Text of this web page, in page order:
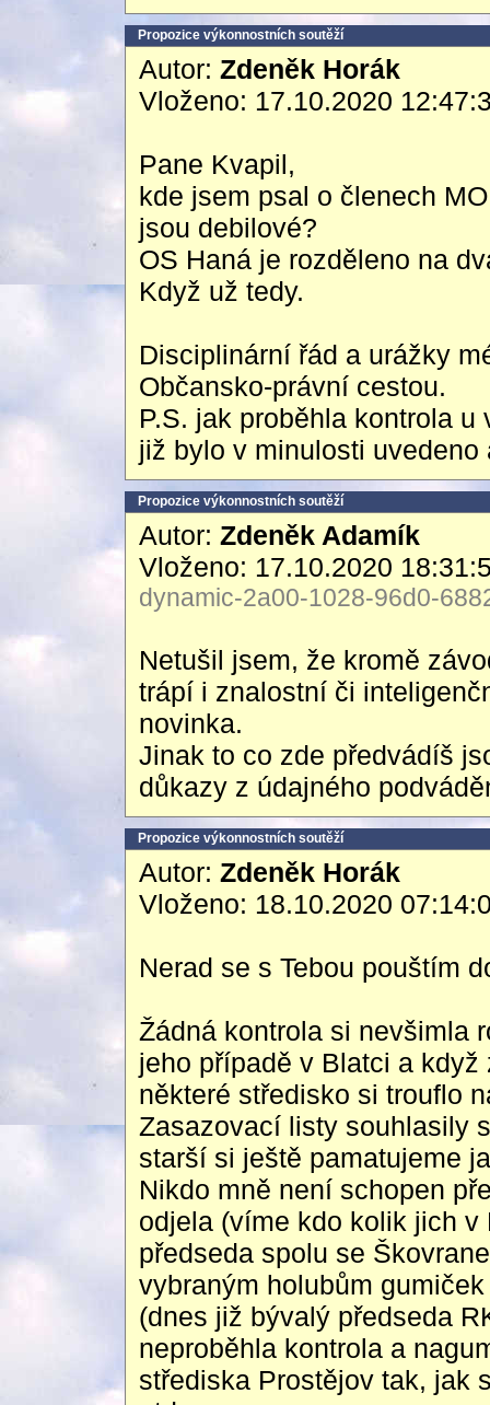
Propozice výkonnostních soutěží
Autor: Zdeněk Horák
Vloženo: 17.10.2020
Pane Kvapil,
kde jsem psal o členech
jsou debilové?
OS Haná je rozděleno na
Když už tedy.
Disciplinární řád a urážky
Občansko-právní cestou.
P.S. jak proběhla kontrola
již bylo v minulosti
Propozice výkonnostních soutěží
Autor: Zdeněk Adamík
Vloženo: 17.10.2020
dynamic-2a00-1028-96d0-
Netušil jsem, že kromě
trápí i znalostní či
novinka.
Jinak to co zde předvádíš
důkazy z údajného
Propozice výkonnostních soutěží
Autor: Zdeněk Horák
Vloženo: 18.10.2020
Nerad se s Tebou pouštím
Žádná kontrola si nevšimla
jeho případě v Blatci a
některé středisko si trouflo
Zasazovací listy souhlasily
starší si ještě pamatujeme
Nikdo mně není schopen
odjela (víme kdo kolik jich
předseda spolu se
vybraným holubům
(dnes již bývalý předseda
neproběhla kontrola a
střediska Prostějov tak, jak